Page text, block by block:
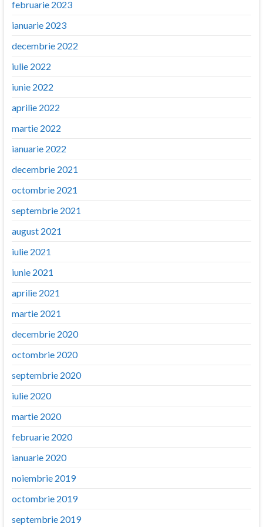
februarie 2023
ianuarie 2023
decembrie 2022
iulie 2022
iunie 2022
aprilie 2022
martie 2022
ianuarie 2022
decembrie 2021
octombrie 2021
septembrie 2021
august 2021
iulie 2021
iunie 2021
aprilie 2021
martie 2021
decembrie 2020
octombrie 2020
septembrie 2020
iulie 2020
martie 2020
februarie 2020
ianuarie 2020
noiembrie 2019
octombrie 2019
septembrie 2019